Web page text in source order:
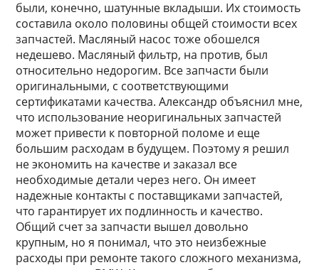
были, конечно, шатунные вкладыши. Их стоимость
составила около половины общей стоимости всех
запчастей. Масляный насос тоже обошелся
недешево. Масляный фильтр, на против, был
относительно недорогим. Все запчасти были
оригинальными, с соответствующими
сертификатами качества. Александр объяснил мне,
что использование неоригинальных запчастей
может привести к повторной поломе и еще
большим расходам в будущем. Поэтому я решил
не экономить на качестве и заказал все
необходимые детали через него. Он имеет
надежные контакты с поставщиками запчастей,
что гарантирует их подлинность и качество.
Общий счет за запчасти вышел довольно
крупным, но я понимал, что это неизбежные
расходы при ремонте такого сложного механизма,